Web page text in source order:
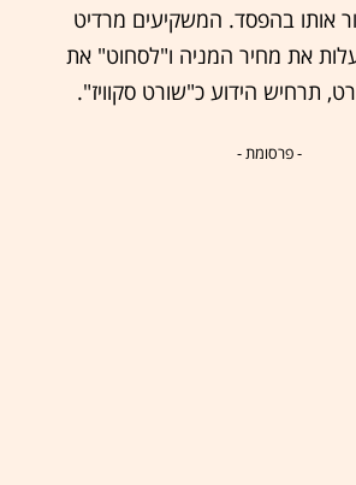
אותו בהפסד. המשקיעים מרדיט
את מחיר המניה ו"לסחוט" את
תרחיש הידוע כ"שורט סקוויז".
- פרסומת -